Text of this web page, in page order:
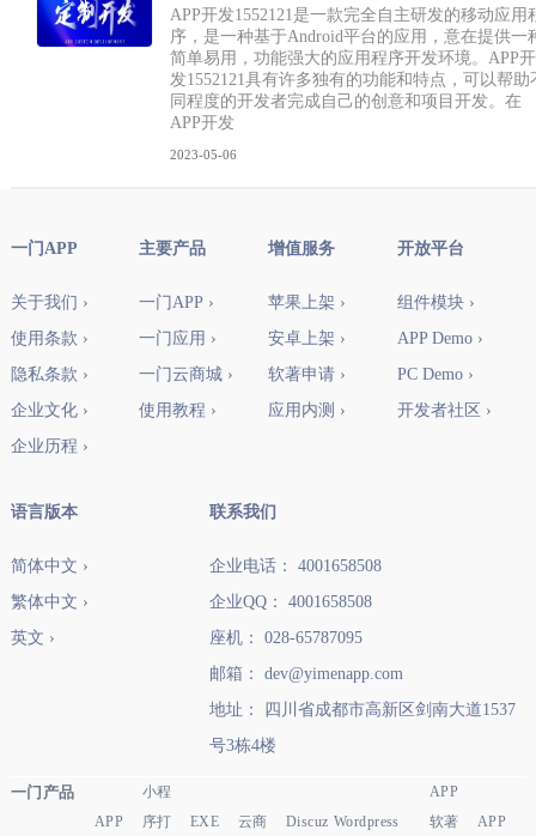
APP开发1552121是一款完全自主研发的移动应用
序，是一种基于Android平台的应用，意在提供一
简单易用，功能强大的应用程序开发环境。APP开
发1552121具有许多独有的功能和特点，可以帮助
同程度的开发者完成自己的创意和项目开发。在
APP开发
2023-05-06
一门APP
关于我们 ›
使用条款 ›
隐私条款 ›
企业文化 ›
企业历程 ›
主要产品
一门APP ›
一门应用 ›
一门云商城 ›
使用教程 ›
增值服务
苹果上架 ›
安卓上架 ›
软著申请 ›
应用内测 ›
开放平台
组件模块 ›
APP Demo ›
PC Demo ›
开发者社区 ›
语言版本
简体中文 ›
繁体中文 ›
英文 ›
联系我们
企业电话： 4001658508
企业QQ： 4001658508
座机： 028-65787095
邮箱： dev@yimenapp.com
地址： 四川省成都市高新区剑南大道1537
号3栋4楼
一门产品
APP
小程
序打
EXE
云商
Discuz Wordpress
APP
软著
APP